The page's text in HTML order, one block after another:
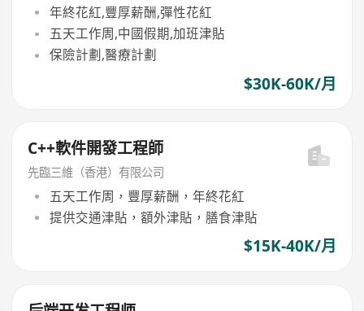
年終花紅,豐厚薪酬,彈性花紅
五天工作周,中國假期,加班津貼
保險計劃,醫療計劃
$30K-60K/月
C++軟件開發工程師
先臨三維（香港）有限公司
五天工作周，豐厚薪酬，年終花紅
提供交通津貼，額外津貼，膳食津貼
$15K-40K/月